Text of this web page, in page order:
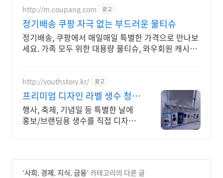
http://m.coupang.com 광고
정기배송 쿠팡 자극 없는 부드러운 물티슈
정기배송, 쿠팡에서 매일매일 특별한 가격으로 만나보
세요. 가족 모두 위한 대용량 물티슈, 와우회원 캐시적
http://youthstory.kr/ 광고
프리미엄 디자인 라벨 생수 청춘
스토리
행사, 축제, 기념일 등 특별한 날에
홍보/브랜딩용 생수를 직접 디자인
'사회. 경제. 지식. 금융' 카테고리의 다른 글